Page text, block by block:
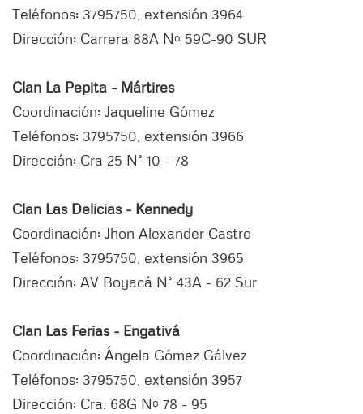
Teléfonos: 3795750, extensión 3964
Dirección: Carrera 88A Nº 59C-90 SUR
Clan La Pepita - Mártires
Coordinación: Jaqueline Gómez
Teléfonos: 3795750, extensión 3966
Dirección: Cra 25 N° 10 - 78
Clan Las Delicias - Kennedy
Coordinación: Jhon Alexander Castro
Teléfonos: 3795750, extensión 3965
Dirección: AV Boyacá N° 43A - 62 Sur
Clan Las Ferias - Engativá
Coordinación: Ángela Gómez Gálvez
Teléfonos: 3795750, extensión 3957
Dirección: Cra. 68G Nº 78 - 95